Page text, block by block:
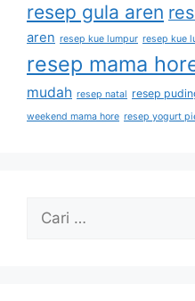
resep gula aren
aren resep kue lumpur resep kue
resep mama
mudah resep natal resep
weekend mama hore resep yogurt